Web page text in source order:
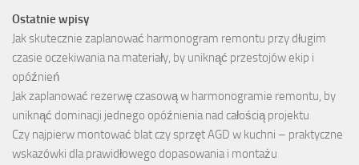
Ostatnie wpisy
Jak skutecznie zaplanować harmonogram remontu przy długim
czasie oczekiwania na materiały, by uniknąć przestojów ekip i
opóźnień
Jak zaplanować rezerwę czasową w harmonogramie remontu, by
uniknąć dominacji jednego opóźnienia nad całością projektu
Czy najpierw montować blat czy sprzęt AGD w kuchni – praktyczne
wskazówki dla prawidłowego dopasowania i montażu